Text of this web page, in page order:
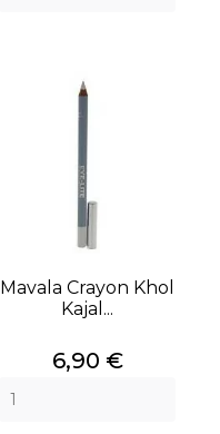
Mavala Crayon Khol
Kajal...
Prix
6,90 €